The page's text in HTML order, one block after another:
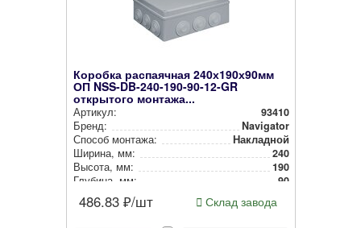
Коробка распаячная 240х190х90мм
ОП NSS-DB-240-190-90-12-GR
открытого монтажа...
Артикул:
93410
Бренд:
Navigator
Способ монтажа:
Накладной
Ширина, мм:
240
Высота, мм:
190
Глубина, мм:
90
Степень защиты:
486.83 ₽/шт Склад завода